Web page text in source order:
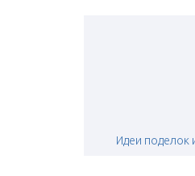
Идеи поделок